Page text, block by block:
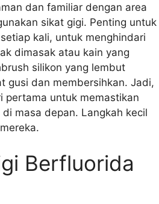
dan familiar dengan area
sikat gigi. Penting untuk
kali, untuk menghindari
dimasak atau kain yang
silikon yang lembut
gusi dan membersihkan. Jadi,
pertama untuk memastikan
masa depan. Langkah kecil
Berfluorida